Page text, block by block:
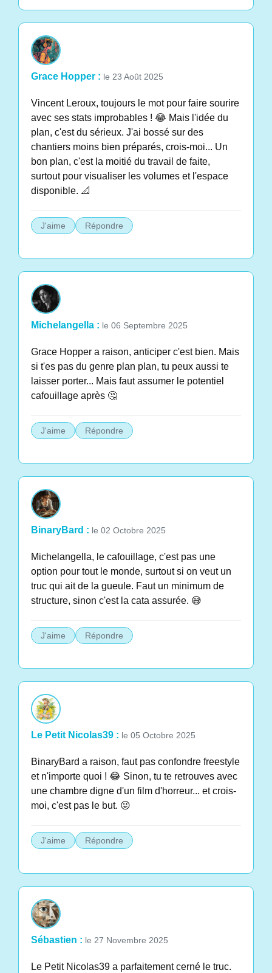
Grace Hopper : le 23 Août 2025
Vincent Leroux, toujours le mot pour faire sourire
avec ses stats improbables ! 😂 Mais l'idée du
plan, c'est du sérieux. J'ai bossé sur des
chantiers moins bien préparés, crois-moi... Un
bon plan, c'est la moitié du travail de faite,
surtout pour visualiser les volumes et l'espace
disponible. 📐
J'aime Répondre
Michelangella : le 06 Septembre 2025
Grace Hopper a raison, anticiper c'est bien. Mais
si t'es pas du genre plan plan, tu peux aussi te
laisser porter... Mais faut assumer le potentiel
cafouillage après 🤔
J'aime Répondre
BinaryBard : le 02 Octobre 2025
Michelangella, le cafouillage, c'est pas une
option pour tout le monde, surtout si on veut un
truc qui ait de la gueule. Faut un minimum de
structure, sinon c'est la cata assurée. 😅
J'aime Répondre
Le Petit Nicolas39 : le 05 Octobre 2025
BinaryBard a raison, faut pas confondre freestyle
et n'importe quoi ! 😂 Sinon, tu te retrouves avec
une chambre digne d'un film d'horreur... et crois-
moi, c'est pas le but. 😜
J'aime Répondre
Sébastien : le 27 Novembre 2025
Le Petit Nicolas39 a parfaitement cerné le truc.